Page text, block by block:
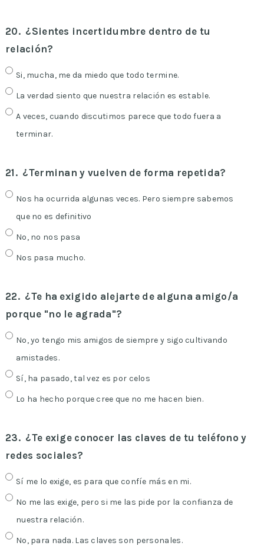
20. ¿Sientes incertidumbre dentro de tu
relación?
Si, mucha, me da miedo que todo termine.
La verdad siento que nuestra relación es estable.
A veces, cuando discutimos parece que todo fuera a
terminar.
21. ¿Terminan y vuelven de forma repetida?
Nos ha ocurrida algunas veces. Pero siempre sabemos
que no es definitivo
No, no nos pasa
Nos pasa mucho.
22. ¿Te ha exigido alejarte de alguna amigo/a
porque "no le agrada"?
No, yo tengo mis amigos de siempre y sigo cultivando
amistades.
Sí, ha pasado, tal vez es por celos
Lo ha hecho porque cree que no me hacen bien.
23. ¿Te exige conocer las claves de tu teléfono y
redes sociales?
Sí me lo exige, es para que confíe más en mi.
No me las exige, pero si me las pide por la confianza de
nuestra relación.
No, para nada. Las claves son personales.